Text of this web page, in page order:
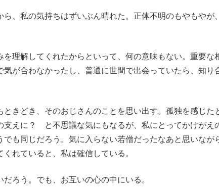
、私の気持ちはずいぶん晴れた。正体不明のもやもやが
理解してくれたからといって、何の意味もない。重要な
気が合わなかったし、普通に世間で出会っていたら、知り
きどき、そのおじさんのことを思い出す。孤独を感じた
支えに？ と不思議な気にもなるが、私にとってかけがえ
でも同じだろう。気に入らない若僧だったなあと思いなが
れていると、私は確信している。
ろう。でも、お互いの心の中にいる。